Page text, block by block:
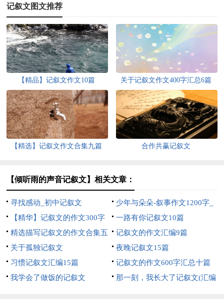
记叙文图文推荐
【精品】记叙文作文10篇 关于记叙文作文400字汇总6篇
【精选】记叙文作文合集九篇 合作共赢记叙文
【倾听雨的声音记叙文】相关文章：
寻找感动_初中记叙文
少年与朵朵-叙事作文1200字_
高一记叙文
【精华】记叙文的作文300字
集合6篇
一路有你记叙文10篇
精选描写记叙文的作文合集五
篇
记叙文的作文汇编9篇
关于孤独记叙文
夜晚记叙文15篇
习惯记叙文汇编15篇
记叙文的作文600字汇总十篇
我学会了做饭的记叙文
那一刻，我长大了记叙文(汇编